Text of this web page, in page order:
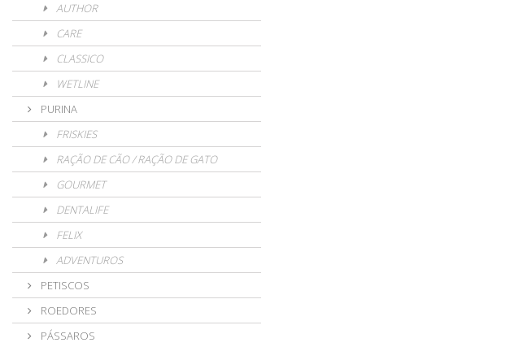
AUTHOR
CARE
CLASSICO
WETLINE
PURINA
FRISKIES
RAÇÃO DE CÃO / RAÇÃO DE GATO
GOURMET
DENTALIFE
FELIX
ADVENTUROS
PETISCOS
ROEDORES
PÁSSAROS